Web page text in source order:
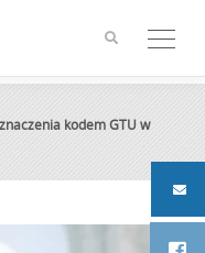
kodem GTU w